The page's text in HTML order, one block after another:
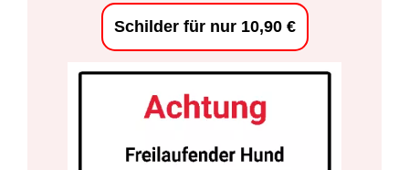
Schilder für nur 10,90 €